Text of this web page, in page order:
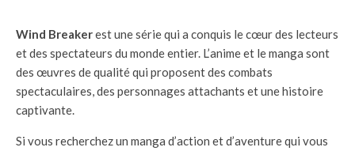
Wind Breakerest une série qui a conquis le cœur des lecteurs
et des spectateurs du monde entier. L’anime et le manga sont
des œuvres de qualité qui proposent des combats
spectaculaires, des personnages attachants et une histoire
captivante.
Si vous recherchez un manga d’action et d’aventure qui vous